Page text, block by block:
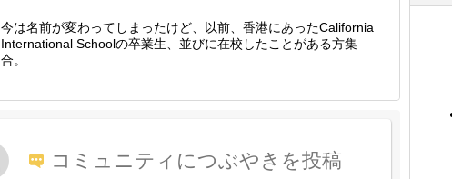
今は名前が変わってしまったけど、以前、香港にあったCalifornia
International Schoolの卒業生、並びに在校したことがある方集
合。
コミュニティにつぶやきを投稿